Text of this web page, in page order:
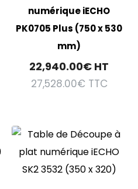
numérique iECHO
PK0705 Plus (750 x 530
mm)
22,940.00€ HT
27,528.00€ TTC